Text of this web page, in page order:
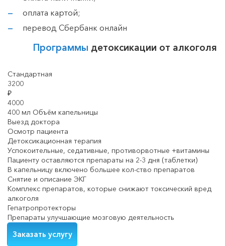
оплата картой;
перевод Сбербанк онлайн
Программы детоксикации от алкоголя
Стандартная
3200
₽
4000
400 мл Объём капельницы
Выезд доктора
Осмотр пациента
Детоксикационная терапия
Успокоительные, седативные, противорвотные +витамины
Пациенту оставляются препараты на 2-3 дня (таблетки)
В капельницу включено большее кол-ство препаратов
Снятие и описание ЭКГ
Комплекс препаратов, которые снижают токсический вред
алкоголя
Гепатропротекторы
Препараты улучшающие мозговую деятельность
Заказать услугу